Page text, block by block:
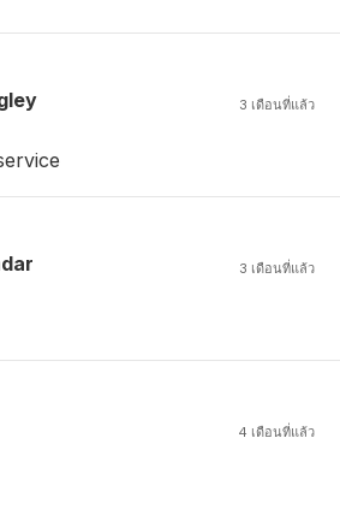
3 เดือนที่แล้ว
3 เดือนที่แล้ว
4 เดือนที่แล้ว